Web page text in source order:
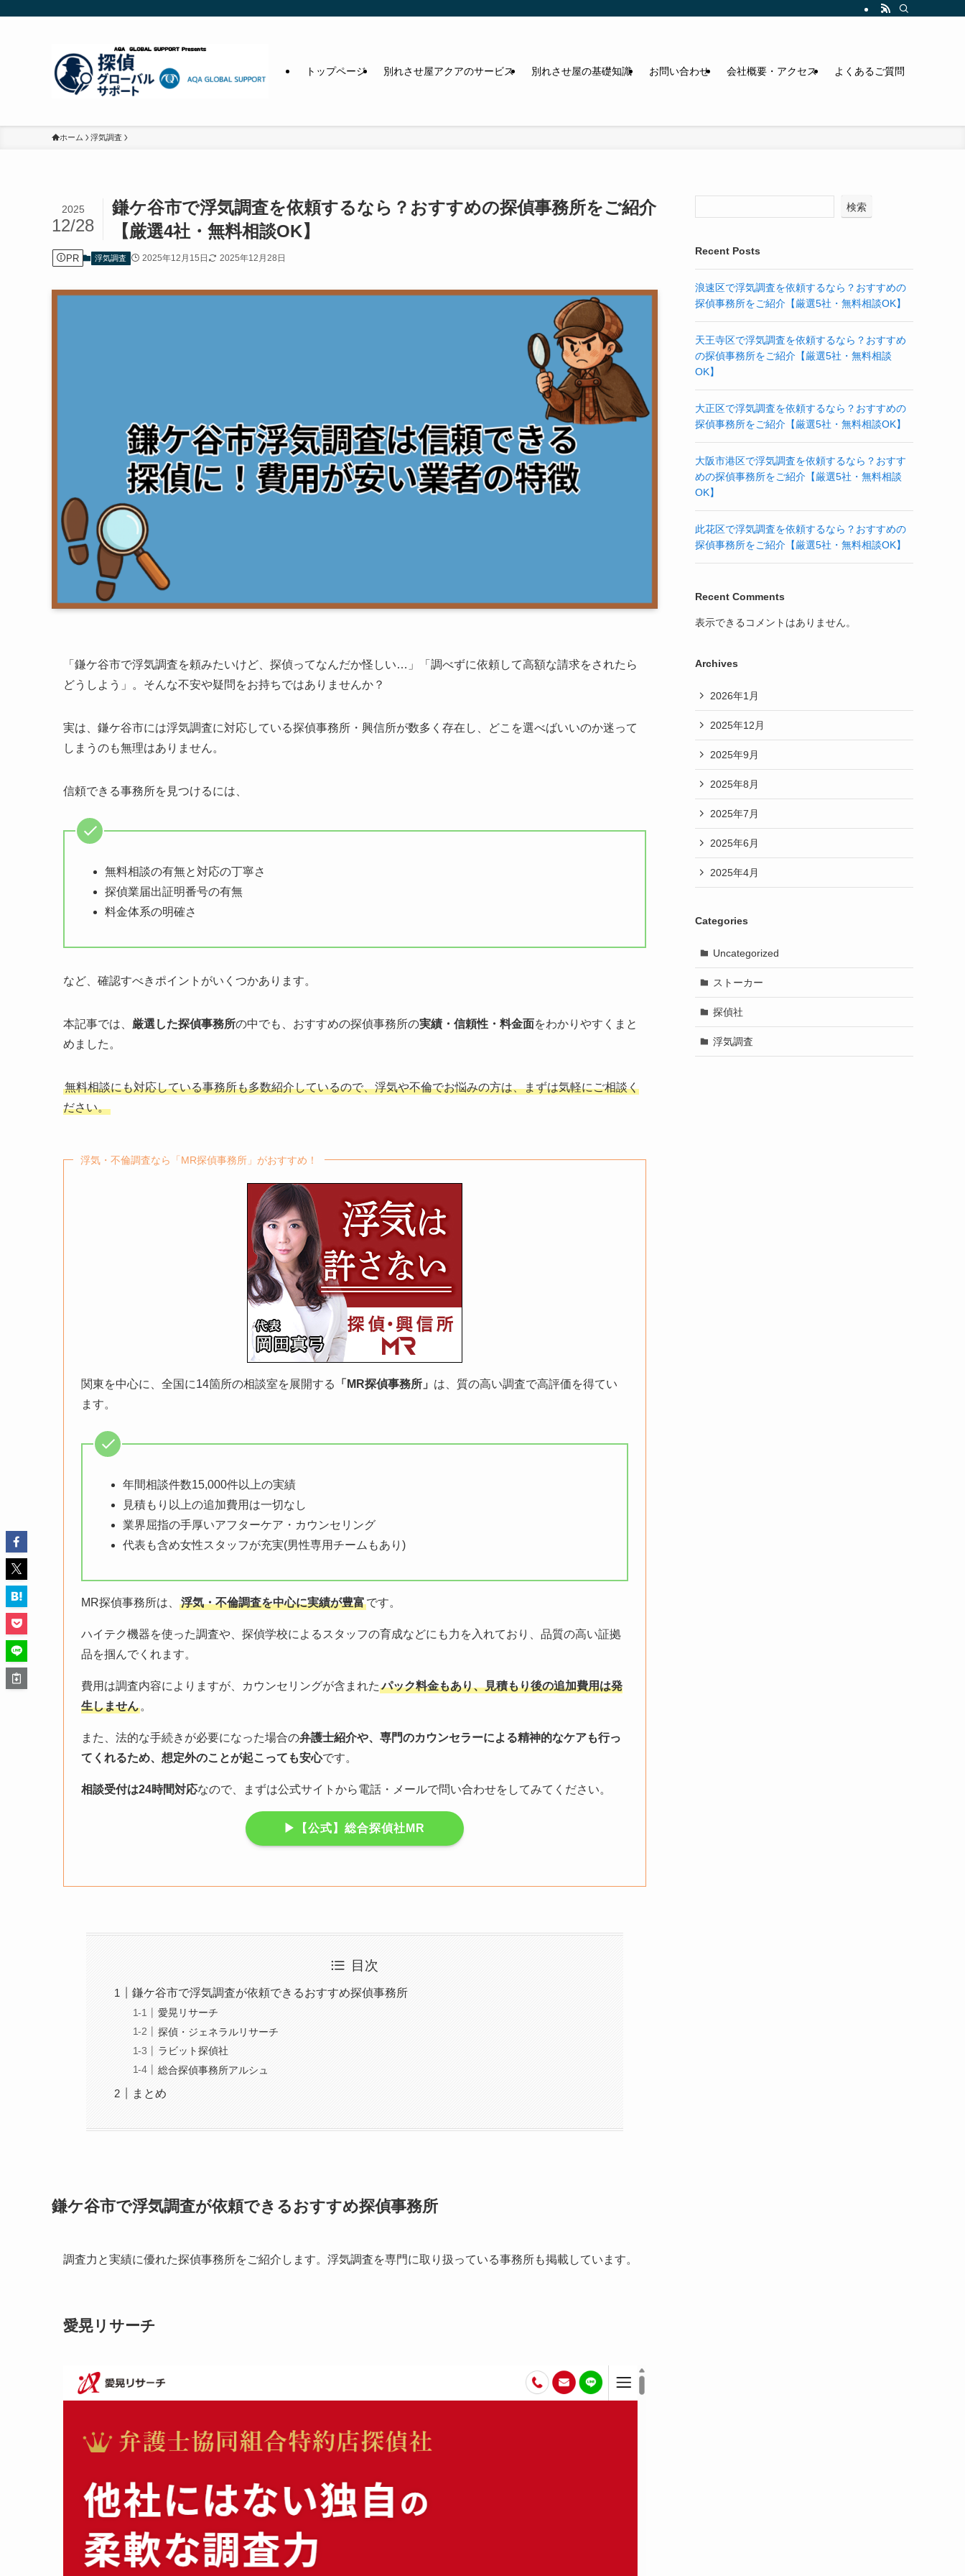
トップページ 別れさせ屋アクアのサービス 別れさせ屋の基礎知識 お問い合わせ 会社概要・アクセス よくあるご質問
ホーム 浮気調査
鎌ケ谷市で浮気調査を依頼するなら？おすすめの探偵事務所をご紹介
【厳選4社・無料相談OK】
2025
12/28
PR 浮気調査 2025年12月15日 2025年12月28日
「鎌ケ谷市で浮気調査を頼みたいけど、探偵ってなんだか怪しい…」「調べずに依頼して高額な請求をされたら
どうしよう」。そんな不安や疑問をお持ちではありませんか？
実は、鎌ケ谷市には浮気調査に対応している探偵事務所・興信所が数多く存在し、どこを選べばいいのか迷って
しまうのも無理はありません。
信頼できる事務所を見つけるには、
無料相談の有無と対応の丁寧さ
探偵業届出証明番号の有無
料金体系の明確さ
など、確認すべきポイントがいくつかあります。
本記事では、 厳選した探偵事務所の中でも、おすすめの探偵事務所の実績・信頼性・料金面をわかりやすくまと
めました。
無料相談にも対応している事務所も多数紹介しているので、浮気や不倫でお悩みの方は、まずは気軽にご相談く
ださい。
浮気・不倫調査なら「MR探偵事務所」がおすすめ！
関東を中心に、全国に14箇所の相談室を展開する 「MR探偵事務所」 は、質の高い調査で高評価を得てい
ます。
年間相談件数15,000件以上の実績
見積もり以上の追加費用は一切なし
業界屈指の手厚いアフターケア・カウンセリング
代表も含め女性スタッフが充実(男性専用チームもあり)
MR探偵事務所は、 浮気・不倫調査を中心に実績が豊富です。
ハイテク機器を使った調査や、探偵学校によるスタッフの育成などにも力を入れており、品質の高い証拠
品を掴んでくれます。
費用は調査内容によりますが、カウンセリングが含まれた パック料金もあり、見積もり後の追加費用は発
生しません 。
また、法的な手続きが必要になった場合の弁護士紹介や、専門のカウンセラーによる精神的なケアも行っ
てくれるため、想定外のことが起こっても安心です。
相談受付は24時間対応なので、まずは公式サイトから電話・メールで問い合わせをしてみてください。
▶︎【公式】総合探偵社MR
目次
鎌ケ谷市で浮気調査が依頼できるおすすめ探偵事務所
愛晃リサーチ
探偵・ジェネラルリサーチ
ラビット探偵社
総合探偵事務所アルシュ
まとめ
鎌ケ谷市で浮気調査が依頼できるおすすめ探偵事務所
調査力と実績に優れた探偵事務所をご紹介します。浮気調査を専門に取り扱っている事務所も掲載しています。
愛晃リサーチ
検索
Recent Posts
浪速区で浮気調査を依頼するなら？おすすめの
探偵事務所をご紹介【厳選5社・無料相談OK】
天王寺区で浮気調査を依頼するなら？おすすめ
の探偵事務所をご紹介【厳選5社・無料相談
OK】
大正区で浮気調査を依頼するなら？おすすめの
探偵事務所をご紹介【厳選5社・無料相談OK】
大阪市港区で浮気調査を依頼するなら？おすす
めの探偵事務所をご紹介【厳選5社・無料相談
OK】
此花区で浮気調査を依頼するなら？おすすめの
探偵事務所をご紹介【厳選5社・無料相談OK】
Recent Comments
表示できるコメントはありません。
Archives
2026年1月
2025年12月
2025年9月
2025年8月
2025年7月
2025年6月
2025年4月
Categories
Uncategorized
ストーカー
探偵社
浮気調査